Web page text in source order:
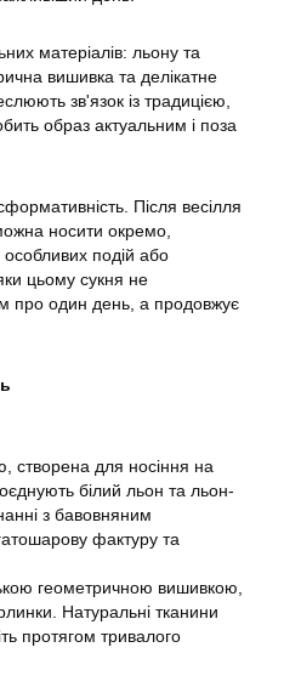
матеріалів: льону та
вишивка та делікатне
зв'язок із традицією,
образ актуальним і поза
Після весілля
носити окремо,
подій або
цьому сукня не
про один день, а продовжує
створена для носіння на
білий льон та льон-
з бавовняним
фактуру та
геометричною вишивкою,
Натуральні тканини
протягом тривалого